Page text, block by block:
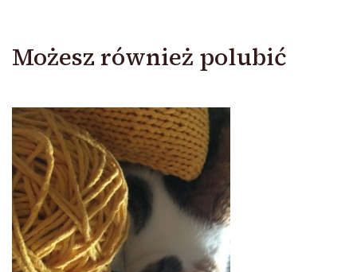
Możesz również polubić